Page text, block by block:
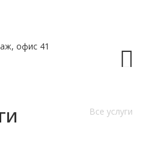
офис 41
Все услуги